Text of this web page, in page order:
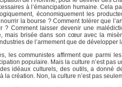
à l’émancipation humaine. Cela
économiquement les
la bourse ? Comment tolérer que
Comment laisser devenir une
mais brisée dans son cœur avec la
de l’armement que de
les communistes affirment que parmi
populaire. Mais la culture n’est pas
idéaux culturels, des outils, a donné
la création. Non, la culture n’est pas